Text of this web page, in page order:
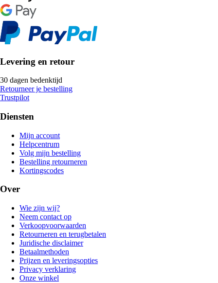
Levering en retour
30 dagen bedenktijd
Retourneer je bestelling
Trustpilot
Diensten
Mijn account
Helpcentrum
Volg mijn bestelling
Bestelling retourneren
Kortingscodes
Over
Wie zijn wij?
Neem contact op
Verkoopvoorwaarden
Retourneren en terugbetalen
Juridische disclaimer
Betaalmethoden
Prijzen en leveringsopties
Privacy verklaring
Onze winkel